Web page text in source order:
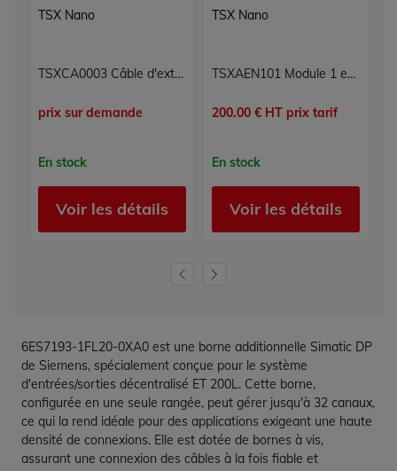
TSX Nano
TSXCA0003 Câble d'extension TSX Nano Schneider Telemecanique
prix sur demande
En stock
Voir les détails
TSX Nano
TSXAEN101 Module 1 entrée analogique Carte 1E TSX Nano Schneider Telemecanique
200.00 € HT prix tarif
En stock
Voir les détails
6ES7193-1FL20-0XA0 est une borne additionnelle Simatic DP
de Siemens, spécialement conçue pour le système
d'entrées/sorties décentralisé ET 200L. Cette borne,
configurée en une seule rangée, peut gérer jusqu'à 32 canaux,
ce qui la rend idéale pour des applications exigeant une haute
densité de connexions. Elle est dotée de bornes à vis,
assurant une connexion des câbles à la fois fiable et